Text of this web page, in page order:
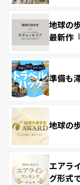
地球の
最新作
準備も
地球の
エアラ
グ形式